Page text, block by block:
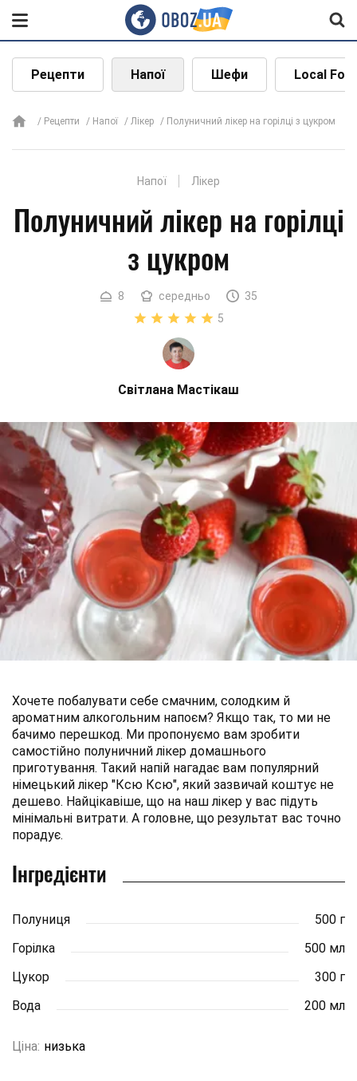
Рецепти Напої Шефи Local
Рецепти Напої Лікер Полуничний лікер на горілці з цукром
Напої Лікер
Полуничний лікер на горілці
з цукром
8 середньо
35
5
Світлана Мастікаш
Хочете побалувати себе смачним, солодким й
ароматним алкогольним напоєм? Якщо так, то ми не
бачимо перешкод. Ми пропонуємо вам зробити
самостійно полуничний лікер домашнього
приготування. Такий напій нагадає вам популярний
німецький лікер "Ксю Ксю", який зазвичай коштує не
дешево. Найцікавіше, що на наш лікер у вас підуть
мінімальні витрати. А головне, що результат вас точно
порадує.
Інгредієнти
Полуниця
500 г
Горілка
500 мл
Цукор
300 г
Вода
200 мл
Ціна: низька